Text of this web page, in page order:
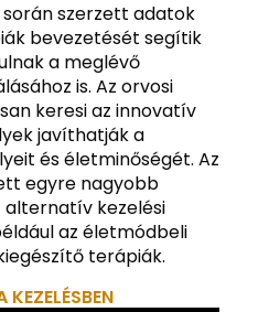
során szerzett adatok
bevezetését segítik
a meglévő
is. Az orvosi
keresi az innovatív
javíthatják a
és életminőségét. Az
egyre nagyobb
kezelési
az életmódbeli
terápiák.
KEZELÉSBEN